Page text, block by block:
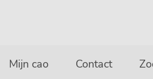
Mijn cao Contact